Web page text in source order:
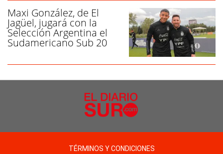
Maxi González, de El
Jagüel, jugará con la
Selección Argentina el
Sudamericano Sub 20
TÉRMINOS Y CONDICIONES